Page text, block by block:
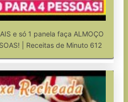
e só 1 panela faça ALMOÇO
| Receitas de Minuto 612